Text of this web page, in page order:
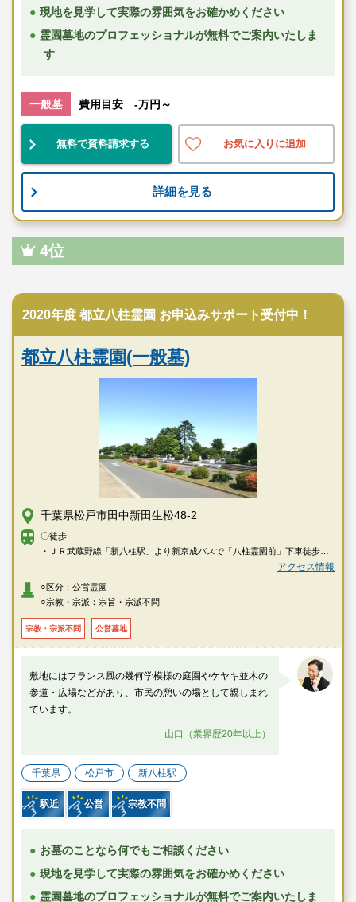
現地を見学して実際の雰囲気をお確かめください
霊園墓地のプロフェッショナルが無料でご案内いたしま
す
一般墓 費用目安 -万円～
無料で資料請求する お気に入りに追加
詳細を見る
4位
2020年度 都立八柱霊園 お申込みサポート受付中！
都立八柱霊園(一般墓)
千葉県松戸市田中新田生松48-2
〇徒歩
・ＪＲ武蔵野線「新八柱駅」より新京成バスで「八柱霊園前」下車徒歩約5
・新京成線「八柱駅」より新京成バスで「八柱霊園前」下車徒歩約5分。
アクセス情報
○区分：公営霊園
○宗教・宗派：宗旨・宗派不問
宗教・宗派不問 公営墓地
敷地にはフランス風の幾何学模様の庭園やケヤキ並木の
参道・広場などがあり、市民の憩いの場として親しまれ
ています。
山口（業界歴20年以上）
千葉県 松戸市 新八柱駅
駅近 公営 宗教不問
お墓のことなら何でもご相談ください
現地を見学して実際の雰囲気をお確かめください
霊園墓地のプロフェッショナルが無料でご案内いたしま